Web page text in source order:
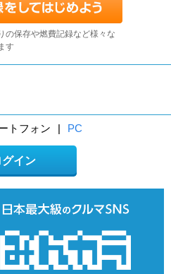
の保存や燃費記録など様々な
す
トフォン | PC
グイン